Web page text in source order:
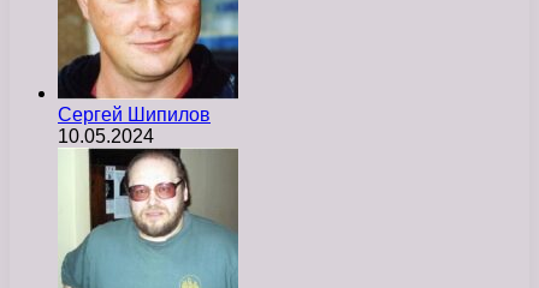
Сергей Шипилов
10.05.2024